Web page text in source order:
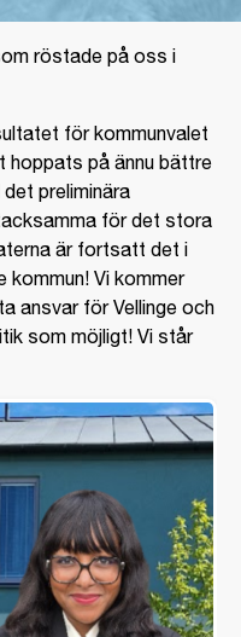
röstade på oss i
för kommunvalet
hoppats på ännu bättre
preliminära
för det stora
är fortsatt det i
kommun! Vi kommer
ansvar för Vellinge och
som möjligt! Vi står